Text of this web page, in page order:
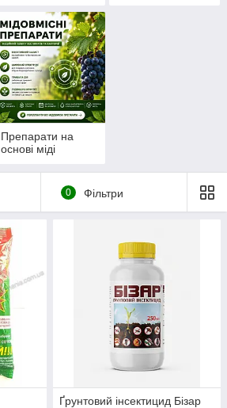
Препарати на
основі міді
0 Фільтри
Ґрунтовий інсектицид Бізар